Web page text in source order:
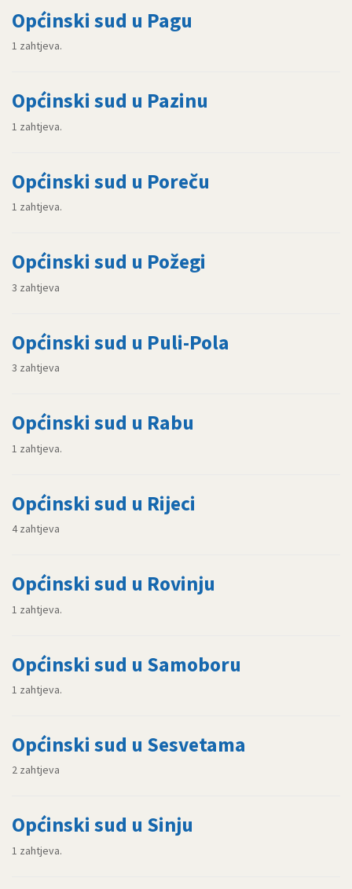
Općinski sud u Pagu
1 zahtjeva.
Općinski sud u Pazinu
1 zahtjeva.
Općinski sud u Poreču
1 zahtjeva.
Općinski sud u Požegi
3 zahtjeva
Općinski sud u Puli-Pola
3 zahtjeva
Općinski sud u Rabu
1 zahtjeva.
Općinski sud u Rijeci
4 zahtjeva
Općinski sud u Rovinju
1 zahtjeva.
Općinski sud u Samoboru
1 zahtjeva.
Općinski sud u Sesvetama
2 zahtjeva
Općinski sud u Sinju
1 zahtjeva.